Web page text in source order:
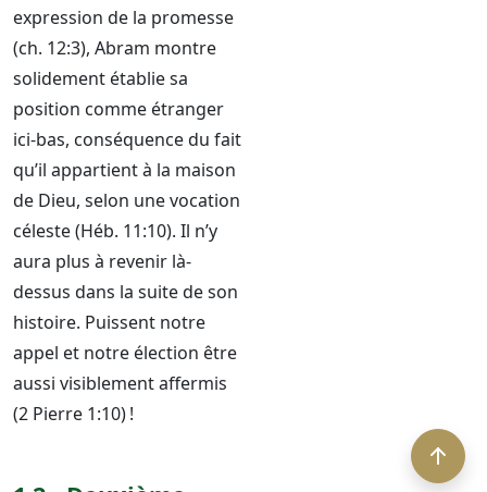
expression de la promesse
(ch. 12:3), Abram montre
solidement établie sa
position comme étranger
ici-bas, conséquence du fait
qu’il appartient à la maison
de Dieu, selon une vocation
céleste (Héb. 11:10). Il n’y
aura plus à revenir là-
dessus dans la suite de son
histoire. Puissent notre
appel et notre élection être
aussi visiblement affermis
(2 Pierre 1:10) !